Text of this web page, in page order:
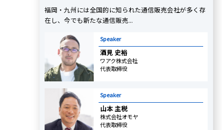
福岡・九州には全国的に知られた通信販売会社が多く存
在し、今でも新たな通信販売...
Speaker
酒見 史裕
ワアク株式会社
代表取締役
Speaker
山本 主税
株式会社オモヤ
代表取締役